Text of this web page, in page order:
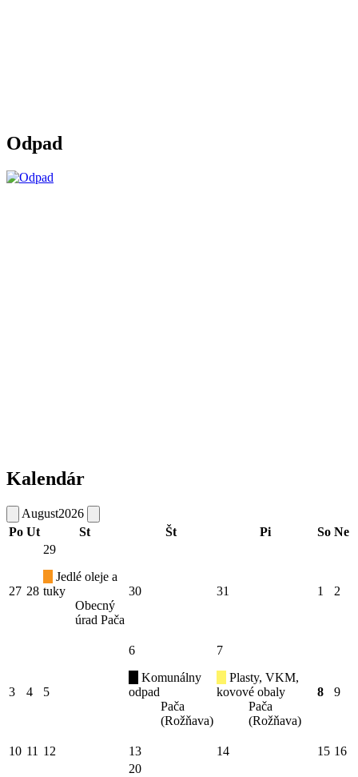
Odpad
Kalendár
August2026
Po Ut St Št Pi So Ne
27 28
29
Jedlé oleje a
tuky
Obecný
úrad Pača
30 31 1 2
3 4 5
6
Komunálny
odpad
Pača
(Rožňava)
7
Plasty, VKM,
kovové obaly
Pača
(Rožňava)
8 9
10 11 12 13 14 15 16
20